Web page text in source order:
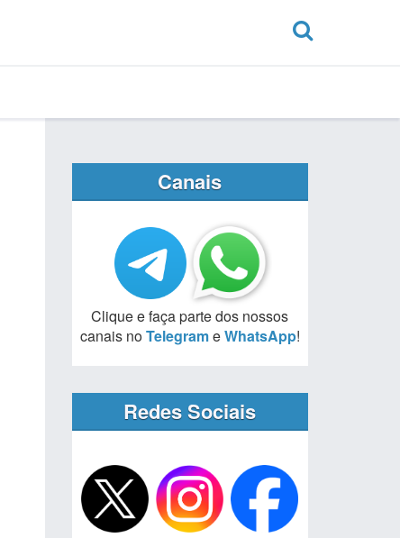
Canais
Clique e faça parte dos nossos
canais noTelegrameWhatsApp!
Redes Sociais